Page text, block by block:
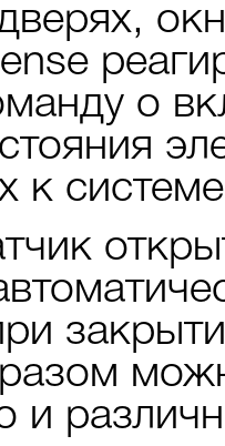
о
к
и